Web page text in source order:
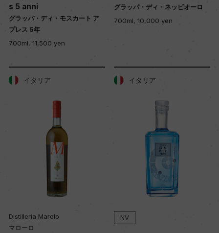
s 5 anni
グラッパ・ディ・モスカート ア
プレス 5年
700ml, 11,500 yen
グラッパ・ディ・ネッビオーロ
700ml, 10,000 yen
イタリア
Distilleria Marolo
マローロ
イタリア
NV